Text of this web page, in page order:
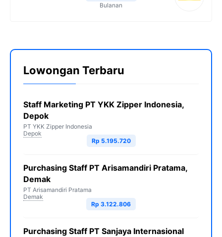
Bulanan
Lowongan Terbaru
Staff Marketing PT YKK Zipper Indonesia,
Depok
PT YKK Zipper Indonesia
Depok
Rp 5.195.720
Purchasing Staff PT Arisamandiri Pratama,
Demak
PT Arisamandiri Pratama
Demak
Rp 3.122.806
Purchasing Staff PT Sanjaya Internasional